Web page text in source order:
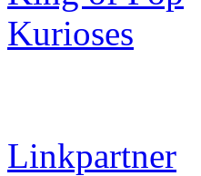
Kurioses
Linkpartner